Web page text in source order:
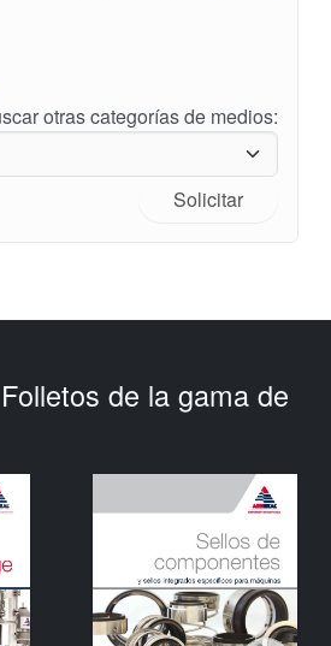
otras categorías de medios:
Solicitar
de la gama de